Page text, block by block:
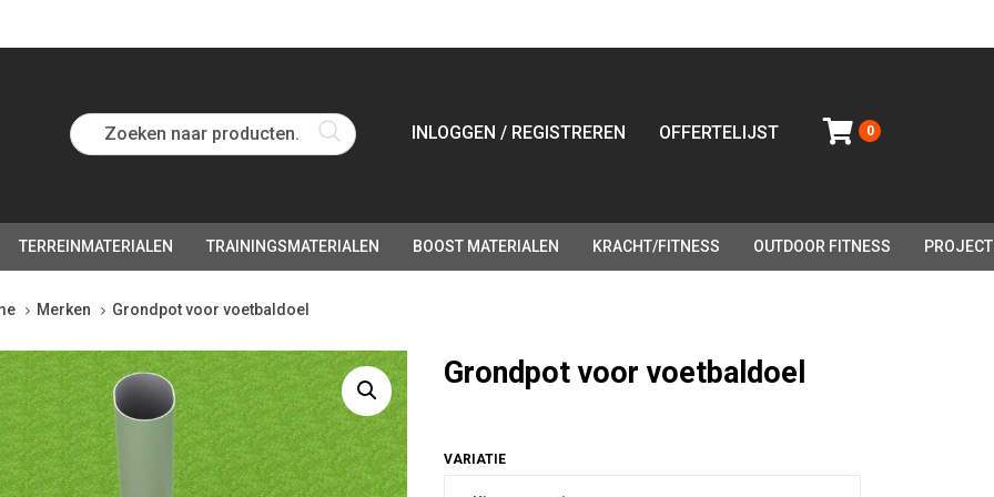
Zoeken naar producten... INLOGGEN / REGISTREREN OFFERTELIJST 0
TERREINMATERIALEN TRAININGSMATERIALEN BOOST MATERIALEN KRACHT/FITNESS OUTDOOR FITNESS
Merken Grondpot voor voetbaldoel
Grondpot voor voetbaldoel